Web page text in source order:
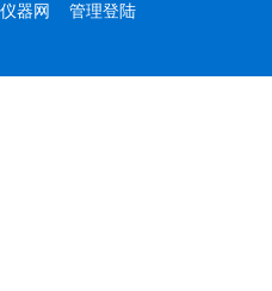
仪器网
管理登陆